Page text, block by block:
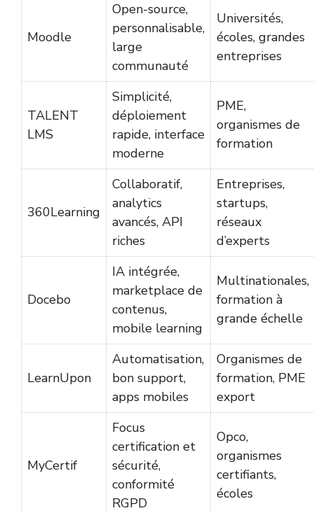
Moodle
Open-source,
personnalisable,
large
communauté
Universités,
écoles, grandes
entreprises
TALENT
LMS
Simplicité,
déploiement
rapide, interface
moderne
PME,
organismes de
formation
360Learning
Collaboratif,
analytics
avancés, API
riches
Entreprises,
startups,
réseaux
d’experts
Docebo
IA intégrée,
marketplace de
contenus,
mobile learning
Multinationales,
formation à
grande échelle
LearnUpon
Automatisation,
bon support,
apps mobiles
Organismes de
formation, PME
export
MyCertif
Focus
certification et
sécurité,
conformité
RGPD
Opco,
organismes
certifiants,
écoles